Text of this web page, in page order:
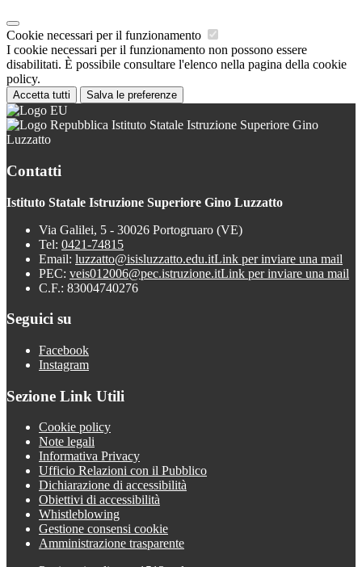
Cookie necessari per il funzionamento
I cookie necessari per il funzionamento non possono essere
disabilitati. È possibile consultare l'elenco nella pagina della cookie
policy.
Accetta tutti Salva le preferenze
Istituto Statale Istruzione Superiore Gino
Luzzatto
Contatti
Istituto Statale Istruzione Superiore Gino Luzzatto
Via Galilei, 5 - 30026 Portogruaro (VE)
Tel: 0421-74815
Email: luzzatto@isisluzzatto.edu.itLink per inviare una mail
PEC: veis012006@pec.istruzione.itLink per inviare una mail
C.F.: 83004740276
Seguici su
Facebook
Instagram
Sezione Link Utili
Cookie policy
Note legali
Informativa Privacy
Ufficio Relazioni con il Pubblico
Dichiarazione di accessibilità
Obiettivi di accessibilità
Whistleblowing
Gestione consensi cookie
Amministrazione trasparente